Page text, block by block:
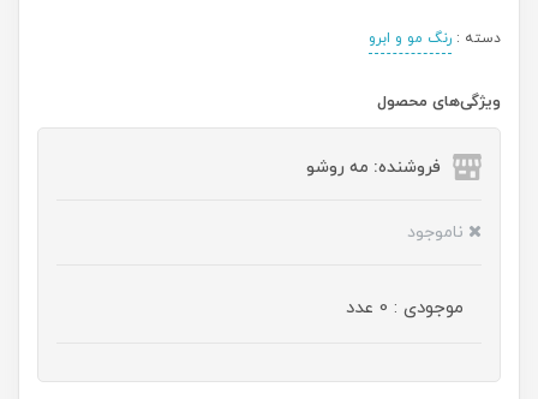
دسته : رنگ مو و ابرو
ویژگی‌های محصول
فروشنده: مه رو‌شو
ناموجود
موجودی : 0 عدد